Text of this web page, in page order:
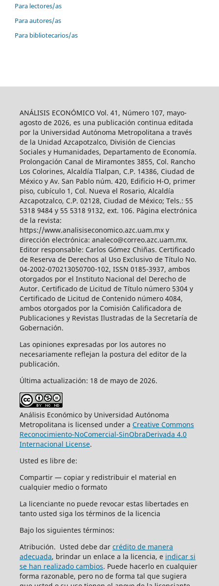
Para lectores/as
Para autores/as
Para bibliotecarios/as
ANÁLISIS ECONÓMICO Vol. 41, Número 107, mayo-
agosto de 2026, es una publicación continua editada
por la Universidad Autónoma Metropolitana a través
de la Unidad Azcapotzalco, División de Ciencias
Sociales y Humanidades, Departamento de Economía.
Prolongación Canal de Miramontes 3855, Col. Rancho
Los Colorines, Alcaldía Tlalpan, C.P. 14386, Ciudad de
México y Av. San Pablo núm. 420, Edificio H-O, primer
piso, cubículo 1, Col. Nueva el Rosario, Alcaldía
Azcapotzalco, C.P. 02128, Ciudad de México; Tels.: 55
5318 9484 y 55 5318 9132, ext. 106. Página electrónica
de la revista:
https://www.analisiseconomico.azc.uam.mx y
dirección electrónica: analeco@correo.azc.uam.mx.
Editor responsable: Carlos Gómez Chiñas. Certificado
de Reserva de Derechos al Uso Exclusivo de Título No.
04-2002-070213050700-102, ISSN 0185-3937, ambos
otorgados por el Instituto Nacional del Derecho de
Autor. Certificado de Licitud de Título número 5304 y
Certificado de Licitud de Contenido número 4084,
ambos otorgados por la Comisión Calificadora de
Publicaciones y Revistas Ilustradas de la Secretaría de
Gobernación.
Las opiniones expresadas por los autores no
necesariamente reflejan la postura del editor de la
publicación.
Última actualización: 18 de mayo de 2026.
Análisis Económico by Universidad Autónoma
Metropolitana is licensed under a Creative Commons
Reconocimiento-NoComercial-SinObraDerivada 4.0
Internacional License.
Usted es libre de:
Compartir — copiar y redistribuir el material en
cualquier medio o formato
La licenciante no puede revocar estas libertades en
tanto usted siga los términos de la licencia
Bajo los siguientes términos:
Atribución. Usted debe dar crédito de manera
adecuada, brindar un enlace a la licencia, e indicar si
se han realizado cambios. Puede hacerlo en cualquier
forma razonable, pero no de forma tal que sugiera